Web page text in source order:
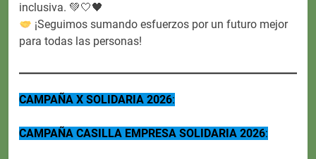
inclusiva. 💚🤍🖤
¡Seguimos sumando esfuerzos por un futuro mejor
para todas las personas!
CAMPAÑA X SOLIDARIA 2026:
CAMPAÑA CASILLA EMPRESA SOLIDARIA 2026: